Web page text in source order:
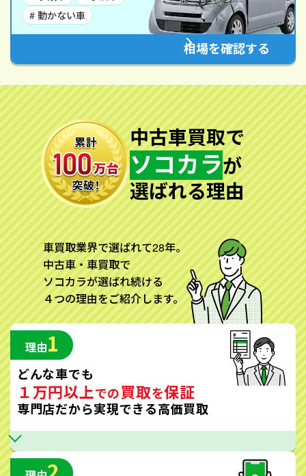
# 動かない車
相場を確認する
中古車買取で
ソコカラが
選ばれる理由
車買取業界で選ばれて28年。
中古車・車買取で
ソコカラが選ばれ続ける
４つの理由をご紹介します。
理由1
どんな車でも
１万円以上での買取を保証
専門店だから実現できる高価買取